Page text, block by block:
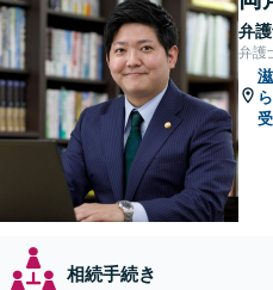
弁
弁護
相続手続き